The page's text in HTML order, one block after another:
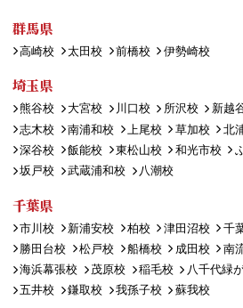
群馬県
高崎校 太田校 前橋校 伊勢崎校
埼玉県
熊谷校 大宮校 川口校 所沢校 新越
志木校
南浦和校 上尾校 草加校 北
深谷校
飯能校 東松山校 和光市校
坂戸校
武蔵浦和校 八潮校
千葉県
市川校 新浦安校 柏校 津田沼校 千
勝田台校
松戸校 船橋校 成田校 南
海浜幕張校
茂原校 稲毛校 八千代緑
五井校
鎌取校 我孫子校 蘇我校